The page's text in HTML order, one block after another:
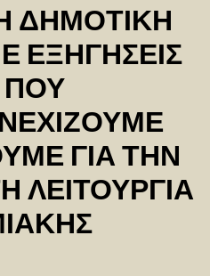
ΔΗΜΟΤΙΚΗ
ΕΞΗΓΗΣΕΙΣ
ΠΟΥ
ΓΙΑ ΤΗΝ
ΛΕΙΤΟΥΡΓΙΑ